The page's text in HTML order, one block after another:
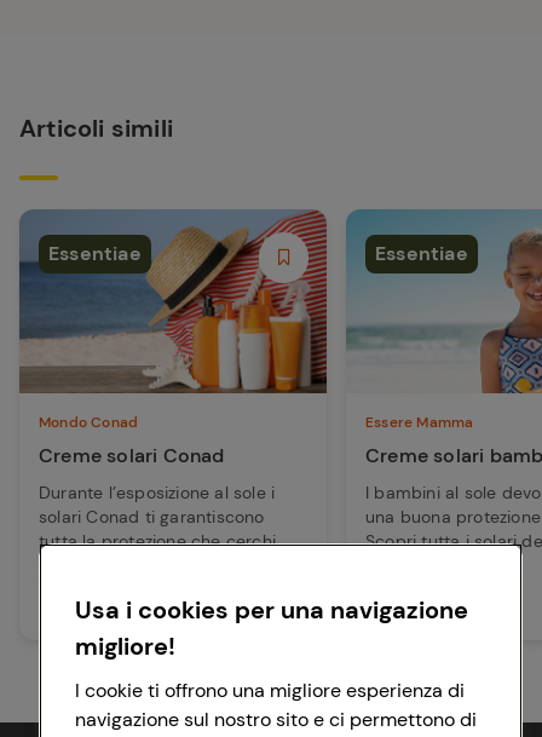
Articoli simili
Essentiae
Mondo Conad
Creme solari Conad
Durante l’esposizione al sole i
solari Conad ti garantiscono
tutta la protezione che cerchi.
Leggi articolo
Essentiae
Essere Mamma
Creme solari
I bambini al sole
una buona
Scopri tutta i solari
Leggi articolo
Usa i cookies per una navigazione
migliore!
I cookie ti offrono una migliore esperienza di
navigazione sul nostro sito e ci permettono di